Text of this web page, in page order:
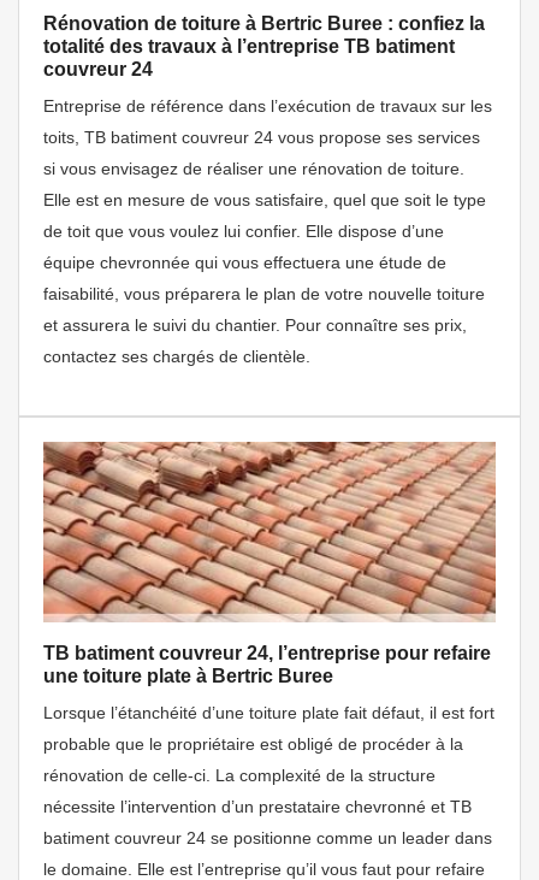
Rénovation de toiture à Bertric Buree : confiez la
totalité des travaux à l’entreprise TB batiment
couvreur 24
Entreprise de référence dans l’exécution de travaux sur les
toits, TB batiment couvreur 24 vous propose ses services
si vous envisagez de réaliser une rénovation de toiture.
Elle est en mesure de vous satisfaire, quel que soit le type
de toit que vous voulez lui confier. Elle dispose d’une
équipe chevronnée qui vous effectuera une étude de
faisabilité, vous préparera le plan de votre nouvelle toiture
et assurera le suivi du chantier. Pour connaître ses prix,
contactez ses chargés de clientèle.
TB batiment couvreur 24, l’entreprise pour refaire
une toiture plate à Bertric Buree
Lorsque l’étanchéité d’une toiture plate fait défaut, il est fort
probable que le propriétaire est obligé de procéder à la
rénovation de celle-ci. La complexité de la structure
nécessite l’intervention d’un prestataire chevronné et TB
batiment couvreur 24 se positionne comme un leader dans
le domaine. Elle est l’entreprise qu’il vous faut pour refaire